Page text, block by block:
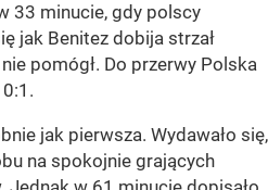
33 minucie, gdy polscy
jak Benitez dobija strzał
pomógł. Do przerwy Polska
jak pierwsza. Wydawało się,
na spokojnie grających